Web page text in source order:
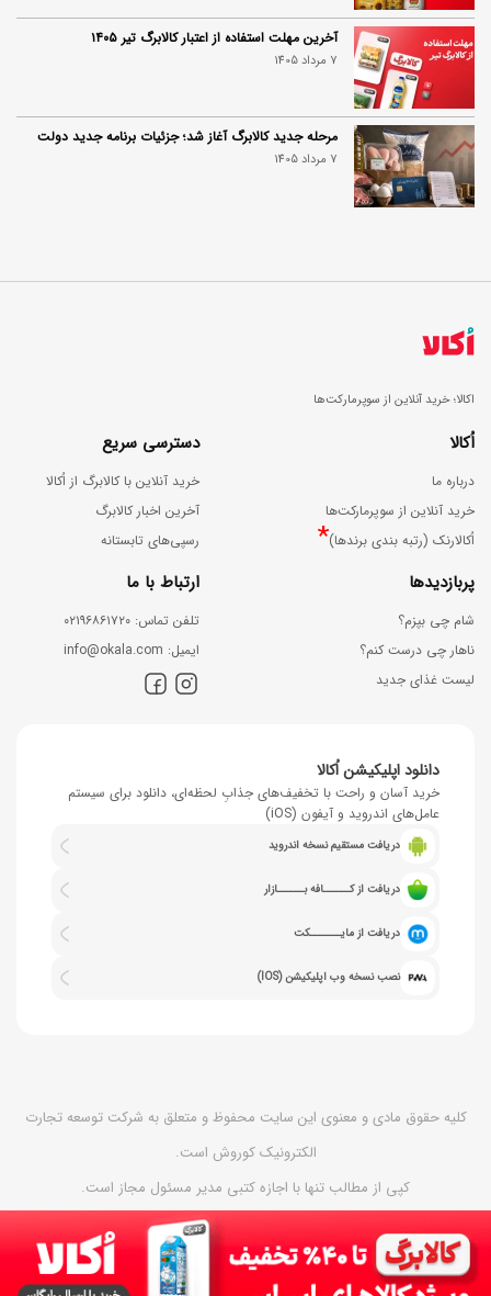
آخرین مهلت استفاده از اعتبار کالابرگ تیر ۱۴۰۵
7 مرداد 1405
مرحله جدید کالابرگ آغاز شد؛ جزئیات برنامه جدید دولت
7 مرداد 1405
اکالا؛ خرید آنلاین از سوپرمارکت‌ها
اُکالا
درباره ما
خرید آنلاین از سوپرمارکت‌ها
اُکالارنک (رتبه بندی برندها)*
دسترسی سریع
خرید آنلاین با کالابرگ از اُکالا
آخرین اخبار کالابرگ
رسپی‌های تابستانه
پربازدیدها
شام چی بپزم؟
ناهار چی درست کنم؟
لیست غذای جدید
ارتباط با ما
ﺗﻠﻔﻦ ﺗﻤﺎس: ۰۲۱۹۶۸۶۱۷۲۰
اﯾﻤﯿﻞ: info@okala.com
دانلود اپلیکیشن اُکالا
خرید آسان و راحت با تخفیف‌های جذابِ لحظه‌ای، دانلود برای سیستم
عامل‌های اندروید و آیفون (iOS)
دریافت مستقیم نسخه اندروید
دریافت از کــــــافه بــــــازار
دریافت از مایـــــــکت
نصب نسخه وب اپلیکیشن (IOS)
کلیه حقوق مادی و معنوی این سایت محفوظ و متعلق به شرکت توسعه تجارت
الکترونیک کوروش است.
کپی از مطالب تنها با اجازه کتبی مدیر مسئول مجاز است.